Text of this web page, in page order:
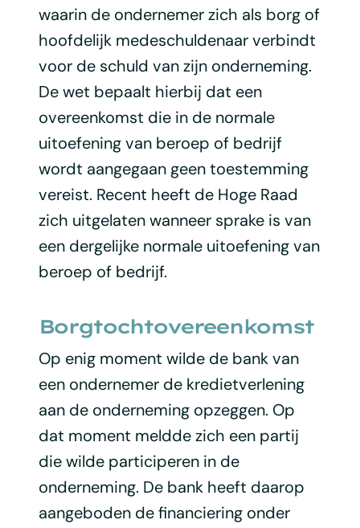
waarin de ondernemer zich als borg of
hoofdelijk medeschuldenaar verbindt
voor de schuld van zijn onderneming.
De wet bepaalt hierbij dat een
overeenkomst die in de normale
uitoefening van beroep of bedrijf
wordt aangegaan geen toestemming
vereist. Recent heeft de Hoge Raad
zich uitgelaten wanneer sprake is van
een dergelijke normale uitoefening van
beroep of bedrijf.
Borgtochtovereenkomst
Op enig moment wilde de bank van
een ondernemer de kredietverlening
aan de onderneming opzeggen. Op
dat moment meldde zich een partij
die wilde participeren in de
onderneming. De bank heeft daarop
aangeboden de financiering onder